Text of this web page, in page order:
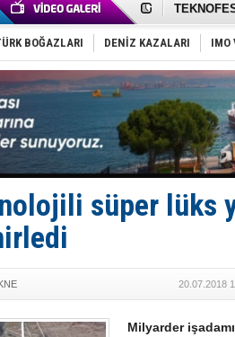
Tersane
İngiliz
FESCO,
DESE,
35 milyon
İnsansız
Yüzyıl
Anadolu
Derince,
İTU AUV,
BOĞAZLARI DENİZ KAZALARI IMO
süper lüks
20.07.2018
Milyarder